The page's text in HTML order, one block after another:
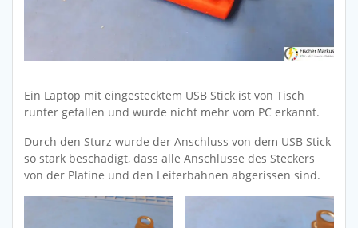
Ein Laptop mit eingestecktem USB Stick ist von Tisch
runter gefallen und wurde nicht mehr vom PC erkannt.
Durch den Sturz wurde der Anschluss von dem USB Stick
so stark beschädigt, dass alle Anschlüsse des Steckers
von der Platine und den Leiterbahnen abgerissen sind.